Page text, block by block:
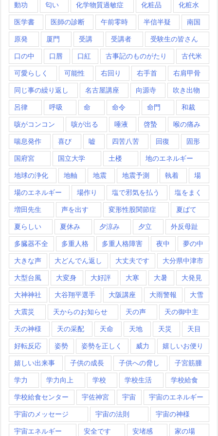
動功 匂い 化学物質過敏症 化粧品 化粧水
医学書 医師の診断 午前零時 半信半疑 南国
原発 厦門 受講 受講者 受験生の皆さん
口の中 口唇 口紅 古事記のものがたり 古代米
可愛らしく 可能性 右回り 右手首 右肩甲骨
同じ事の繰り返し 名古屋講座 向源寺 吹き出物
呂律 呼吸 命 命令 命門 和裁
咳がコンコン 咳が出る 唾液 啓蟄 喉の痛み
喘息発作 喜び 嘘 四苦八苦 回復 固形
国府宮 国立大学 土楼 地のエネルギー
地球の浄化 地軸 地震 地震予測 執着 場
場のエネルギー 場作り 塩で邪気を払う 塩をまく
増田先生 声を出す 変形性股関節症 夏ばて
夏らしい 夏休み 夕涼み 夕立 外反母趾
多臓器不全 多重人格 多重人格障害 夜中 夢の中
大きな声 大どんでん返し 大丈夫です 大分県中津市
大型台風 大変身 大好評 大寒 大暑 大発見
大神神社 大谷翔平選手 大阪講座 大雨警報 大雪
大震災 天からのお知らせ 天の声 天の御中主
天の神様 天の采配 天命 天地 天災 天目
好転反応 姿勢 姿勢を正しく 威力 嬉しいお便り
嬉しい出来事 子供の成長 子供への脅し 子宮筋腫
学力 学力向上 学校 学校生活 学校給食
学校給食センター 宇佐神宮 宇宙 宇宙のエネルギー
宇宙のメッセージ 宇宙の法則 宇宙の神様
宇宙エネルギー 安全です 安堵感 家の場